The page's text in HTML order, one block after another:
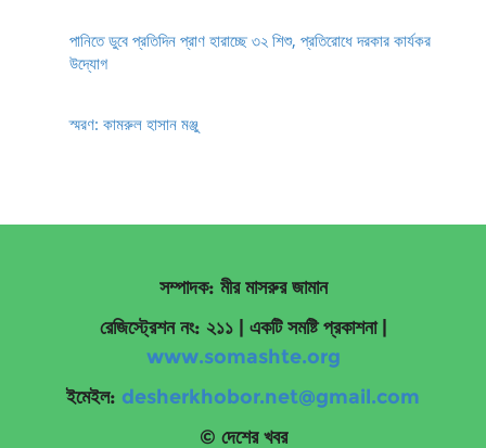
পানিতে ডুবে প্রতিদিন প্রাণ হারাচ্ছে ৩২ শিশু, প্রতিরোধে দরকার কার্যকর
উদ্যোগ
স্মরণ: কামরুল হাসান মঞ্জু
সম্পাদক: মীর মাসরুর জামান
রেজিস্ট্রেশন নং: ২১১ | একটি সমষ্টি প্রকাশনা
www.somashte.org
ইমেইল: desherkhobor.net@gmail.com
© দেশের খবর